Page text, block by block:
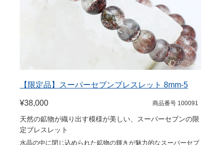
【限定品】スーパーセブンブレスレット 8mm-5
¥38,000 商品番号 100091
天然の鉱物が織り出す模様が美しい、スーパーセブンの限
定ブレスレット
水晶の中に閉じ込められた鉱物の輝きが魅力的なスーパーセブ